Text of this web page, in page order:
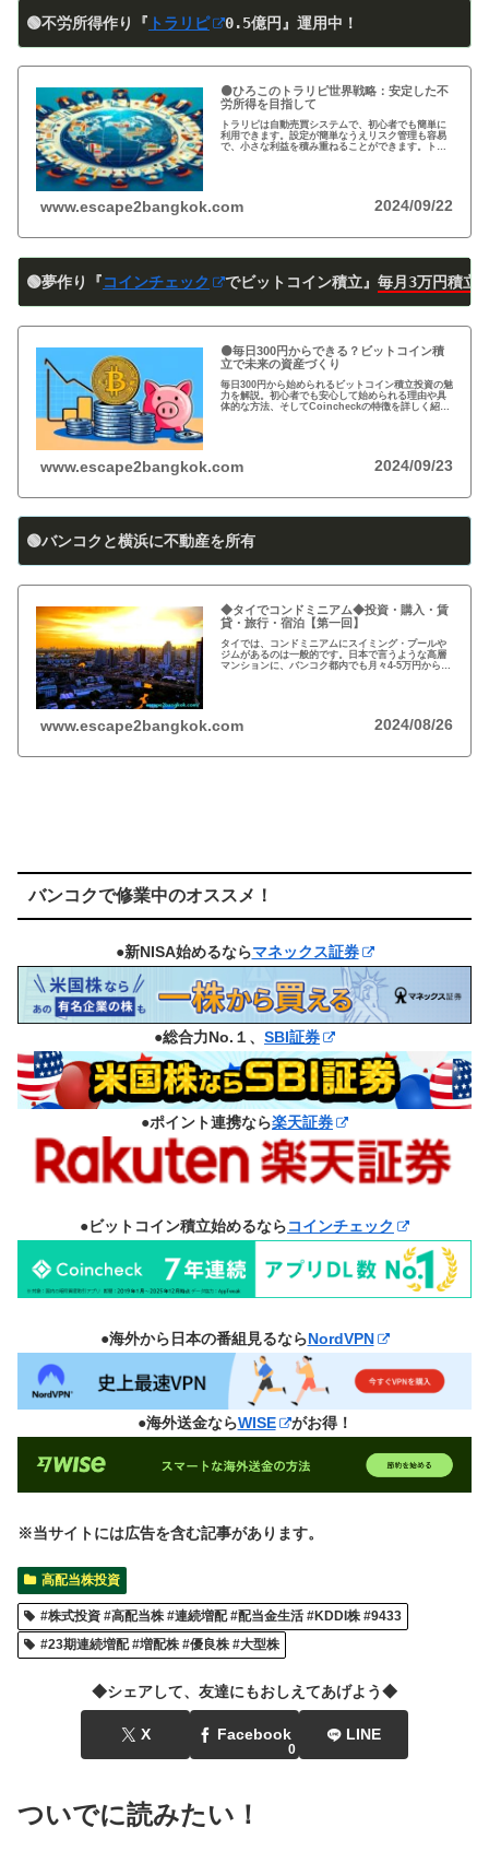
🟢不労所得作り『 トラリピ 0.5億円』運用中！
🟠ひろこのトラリピ世界戦略：安定した不
労所得を目指して
トラリピは自動売買システムで、初心者でも簡単に
利用できます。設定が簡単なうえリスク管理も容易
で、小さな利益を積み重ねることができます。トラ
www.escape2bangkok.com 2024/09/22
🟢夢作り『コインチェック でビットコイン積立』 毎月3万円積立
🟠毎日300円からできる？ビットコイン積
立で未来の資産づくり
毎日300円から始められるビットコイン積立投資の魅
力を解説。初心者でも安心して始められる理由や具
体的な方法、そしてCoincheckの特徴を詳しく紹
www.escape2bangkok.com 2024/09/23
🟢バンコクと横浜に不動産を所有
◆タイでコンドミニアム◆投資・購入・賃
貸・旅行・宿泊【第一回】
タイでは、コンドミニアムにスイミング・プールや
ジムがあるのは一般的です。日本で言うような高層
マンションに、バンコク都内でも月々4-5万円から賃
www.escape2bangkok.com 2024/08/26
バンコクで修業中のオススメ！
●新NISA始めるならマネックス証券
●総合力No.１、 SBI証券
●ポイント連携なら楽天証券
●ビットコイン積立始めるならコインチェック
●海外から日本の番組見るならNordVPN
●海外送金ならWISE がお得！
※当サイトには広告を含む記事があります。
高配当株投資
#株式投資 #高配当株 #連続増配 #配当金生活 #KDDI株 #9433
#23期連続増配 #増配株 #優良株 #大型株
◆シェアして、友達にもおしえてあげよう◆
X Facebook
0
LINE
ついでに読みたい！